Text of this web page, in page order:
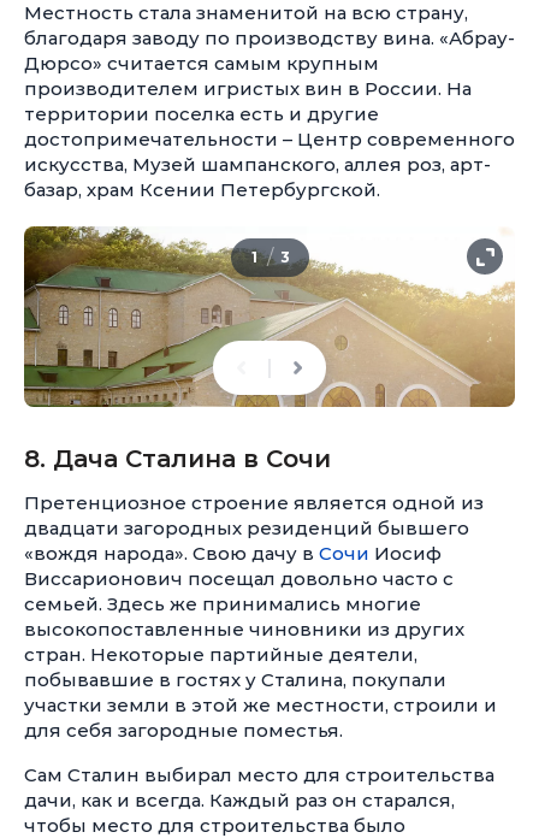
Местность стала знаменитой на всю страну,
благодаря заводу по производству вина. «Абрау-
Дюрсо» считается самым крупным
производителем игристых вин в России. На
территории поселка есть и другие
достопримечательности – Центр современного
искусства, Музей шампанского, аллея роз, арт-
базар, храм Ксении Петербургской.
1 / 3
8. Дача Сталина в Сочи
Претенциозное строение является одной из
двадцати загородных резиденций бывшего
«вождя народа». Свою дачу в Сочи Иосиф
Виссарионович посещал довольно часто с
семьей. Здесь же принимались многие
высокопоставленные чиновники из других
стран. Некоторые партийные деятели,
побывавшие в гостях у Сталина, покупали
участки земли в этой же местности, строили и
для себя загородные поместья.
Сам Сталин выбирал место для строительства
дачи, как и всегда. Каждый раз он старался,
чтобы место для строительства было